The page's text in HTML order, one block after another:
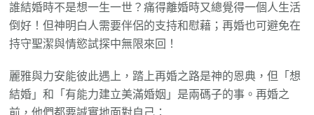
誰結婚時不是想一生一世？痛得離婚時又總覺得一個人生活
倒好！但神明白人需要伴侶的支持和慰藉；再婚也可避免在
持守聖潔與情慾試探中無限來回！
麗雅與力安能彼此遇上，踏上再婚之路是神的恩典，但「想
結婚」和「有能力建立美滿婚姻」是兩碼子的事。再婚之